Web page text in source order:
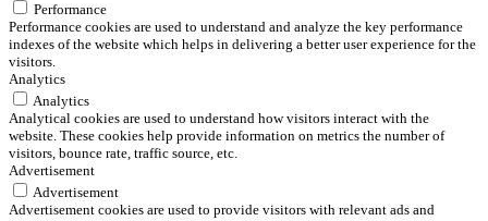
Performance
Performance cookies are used to understand and analyze the key performance
indexes of the website which helps in delivering a better user experience for the
visitors.
Analytics
Analytics
Analytical cookies are used to understand how visitors interact with the
website. These cookies help provide information on metrics the number of
visitors, bounce rate, traffic source, etc.
Advertisement
Advertisement
Advertisement cookies are used to provide visitors with relevant ads and